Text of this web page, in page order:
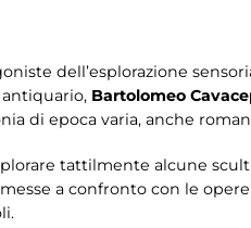
dell’esplorazione
Bartolomeo
di epoca varia, anche
tattilmente alcune
a confronto con le